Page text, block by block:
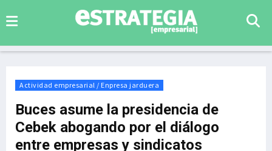
Actividad empresarial / Enpresa jarduera
Buces asume la presidencia de
Cebek abogando por el diálogo
entre empresas y sindicatos